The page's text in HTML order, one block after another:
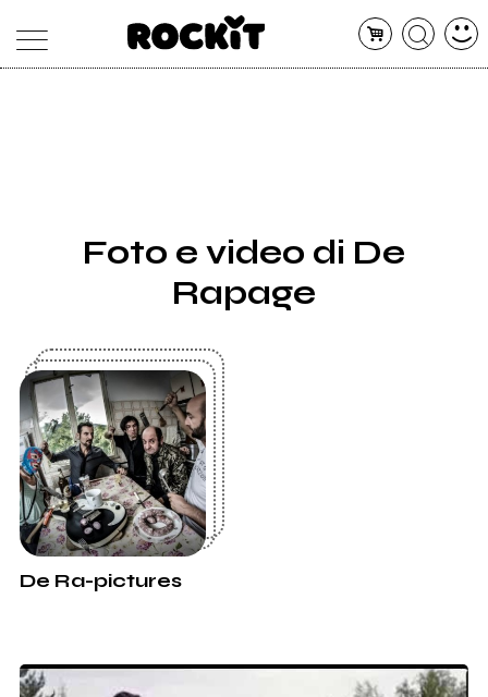
RADIO
Foto e video di De
Rapage
De Ra-pictures